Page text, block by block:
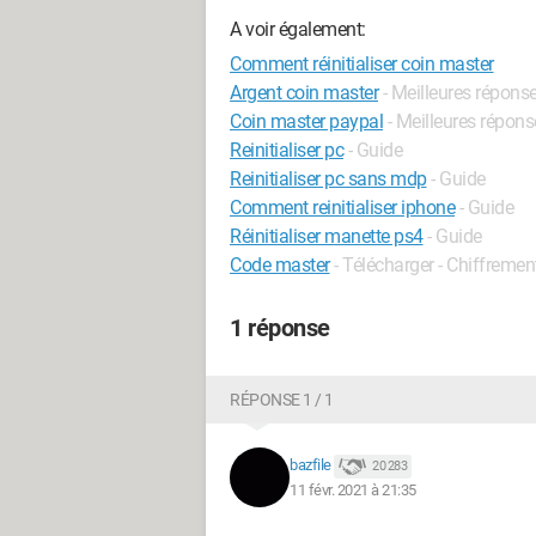
A voir également:
Comment réinitialiser coin master
Argent coin master - Meilleures
Coin master paypal - Meilleures
Reinitialiser pc - Guide
Reinitialiser pc sans mdp- Guide
Comment reinitialiser iphone - Guide
Réinitialiser manette ps4- Guide
Code master- Télécharger -
1 réponse
RÉPONSE 1 / 1
bazfile 20 283
11 févr. 2021 à 21:35